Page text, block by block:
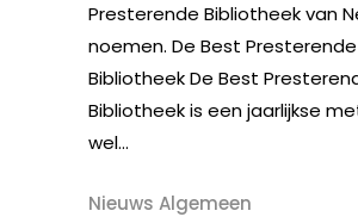
Presterende Bibliotheek van
noemen. De Best Presterende
Bibliotheek De Best
Bibliotheek is een jaarlijkse
wel...
Nieuws Algemeen